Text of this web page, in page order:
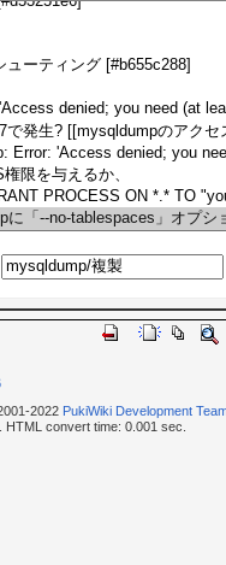
2022 PukiWiki Development
HTML convert time: 0.001 sec.